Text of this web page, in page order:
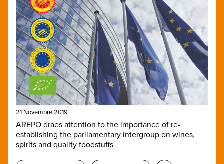
21 Novembre 2019
AREPO draes attention to the importance of re-
establishing the parliamentary intergroup on wines,
spirits and quality foodstuffs